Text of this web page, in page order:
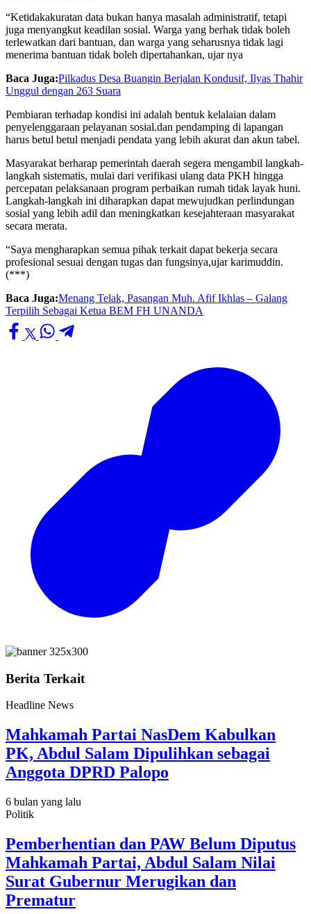
“Ketidakakuratan data bukan hanya masalah administratif, tetapi
juga menyangkut keadilan sosial. Warga yang berhak tidak boleh
terlewatkan dari bantuan, dan warga yang seharusnya tidak lagi
menerima bantuan tidak boleh dipertahankan, ujar nya
Baca Juga:Pilkadus Desa Buangin Berjalan Kondusif, Ilyas Thahir
Unggul dengan 263 Suara
Pembiaran terhadap kondisi ini adalah bentuk kelalaian dalam
penyelenggaraan pelayanan sosial.dan pendamping di lapangan
harus betul betul menjadi pendata yang lebih akurat dan akun tabel.
Masyarakat berharap pemerintah daerah segera mengambil langkah-
langkah sistematis, mulai dari verifikasi ulang data PKH hingga
percepatan pelaksanaan program perbaikan rumah tidak layak huni.
Langkah-langkah ini diharapkan dapat mewujudkan perlindungan
sosial yang lebih adil dan meningkatkan kesejahteraan masyarakat
secara merata.
“Saya mengharapkan semua pihak terkait dapat bekerja secara
profesional sesuai dengan tugas dan fungsinya,ujar karimuddin.
(***)
Baca Juga:Menang Telak, Pasangan Muh. Afif Ikhlas – Galang
Terpilih Sebagai Ketua BEM FH UNANDA
Berita Terkait
Headline News
Mahkamah Partai NasDem Kabulkan
PK, Abdul Salam Dipulihkan sebagai
Anggota DPRD Palopo
6 bulan yang lalu
Politik
Pemberhentian dan PAW Belum Diputus
Mahkamah Partai, Abdul Salam Nilai
Surat Gubernur Merugikan dan
Prematur